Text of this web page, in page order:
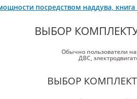
посредством наддува,
ВЫБОР
Обычно пользователи
ДВС,
ВЫБОР